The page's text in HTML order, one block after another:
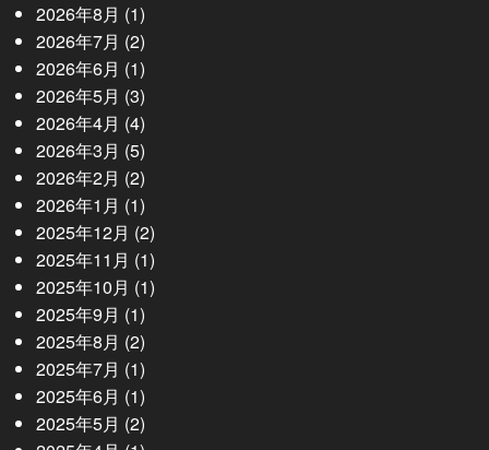
2026年8月 (1)
2026年7月 (2)
2026年6月 (1)
2026年5月 (3)
2026年4月 (4)
2026年3月 (5)
2026年2月 (2)
2026年1月 (1)
2025年12月 (2)
2025年11月 (1)
2025年10月 (1)
2025年9月 (1)
2025年8月 (2)
2025年7月 (1)
2025年6月 (1)
2025年5月 (2)